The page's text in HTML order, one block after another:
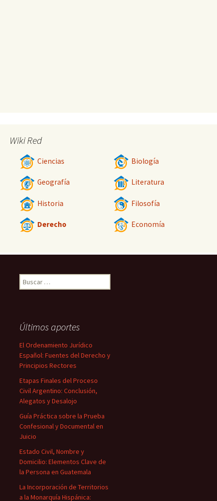
Wiki Red
Ciencias Biología
Geografía Literatura
Historia Filosofía
Derecho Economía
Buscar:
Últimos aportes
El Ordenamiento Jurídico
Español: Fuentes del Derecho y
Principios Rectores
Etapas Finales del Proceso
Civil Argentino: Conclusión,
Alegatos y Desalojo
Guía Práctica sobre la Prueba
Confesional y Documental en
Juicio
Estado Civil, Nombre y
Domicilio: Elementos Clave de
la Persona en Guatemala
La Incorporación de Territorios
a la Monarquía Hispánica: